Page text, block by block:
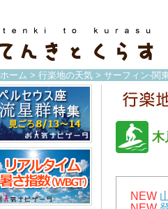
ホーム > 行楽地の天気 > サーフィン-関
木
NEW